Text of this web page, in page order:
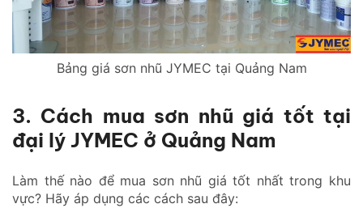
Bảng giá sơn nhũ JYMEC tại Quảng Nam
3. Cách mua sơn nhũ giá tốt tại
đại lý JYMEC ở Quảng Nam
Làm thế nào để mua sơn nhũ giá tốt nhất trong khu
vực? Hãy áp dụng các cách sau đây: